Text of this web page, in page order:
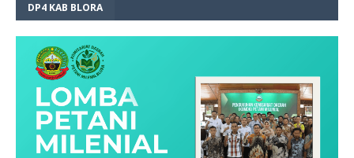
DP4 KAB BLORA